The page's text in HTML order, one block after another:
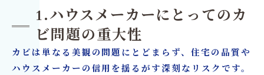
1.ハウスメーカーにとってのカ
ビ問題の重大性
カビは単なる美観の問題にとどまらず、住宅の品質や
ハウスメーカーの信用を揺るがす深刻なリスクです。